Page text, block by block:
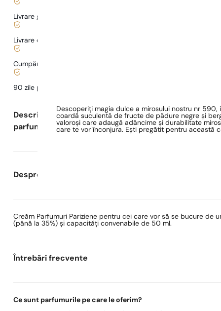
Livrare gratuită de la
Livrare de la
Cumpărături și plăți sigure
90 zile pentru a
Descrierea
parfumului
Descoperiți magia dulce a mirosului nostru nr
coardă suculentă de fructe de pădure negre și
valoroși care adaugă adâncime și durabilitate
care te vor înconjura. Ești pregătit pentru această
Despre Parfumuri Pariziene
Creăm Parfumuri Pariziene pentru cei care vor să se bucure
(până la 35%) și capacități convenabile de 50 ml.
Întrebări frecvente
Ce sunt parfumurile pe care le oferim?